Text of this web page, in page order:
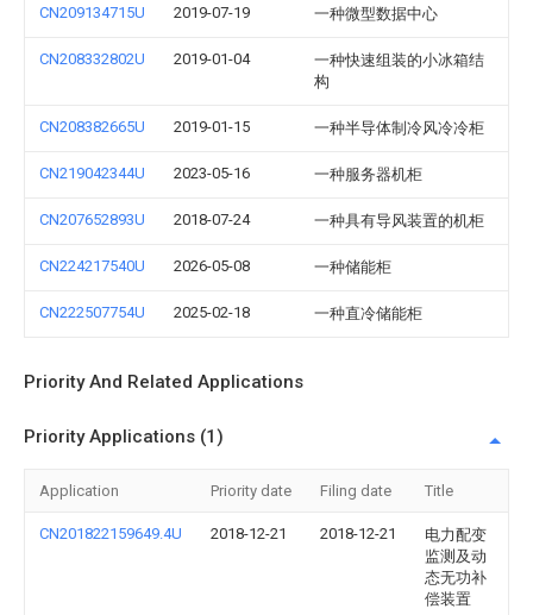
CN209134715U 2019-07-19 一种微型数据中心
CN208332802U 2019-01-04
一种快速组装的小冰箱结
构
CN208382665U 2019-01-15 一种半导体制冷风冷冷柜
CN219042344U 2023-05-16 一种服务器机柜
CN207652893U 2018-07-24 一种具有导风装置的机柜
CN224217540U 2026-05-08 一种储能柜
CN222507754U 2025-02-18 一种直冷储能柜
Priority And Related Applications
Priority Applications (1)
Application Priority date Filing date Title
CN201822159649.4U 2018-12-21 2018-12-21
电力配变
监测及动
态无功补
偿装置